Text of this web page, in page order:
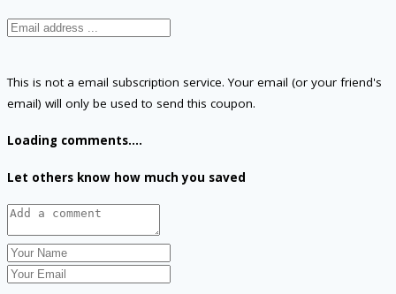
This is not a email subscription service. Your email (or your friend's
email) will only be used to send this coupon.
Loading comments....
Let others know how much you saved